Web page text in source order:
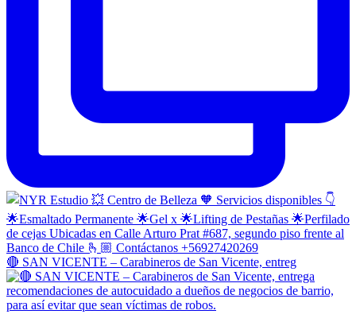
🔴 SAN VICENTE – Carabineros de San Vicente, entreg